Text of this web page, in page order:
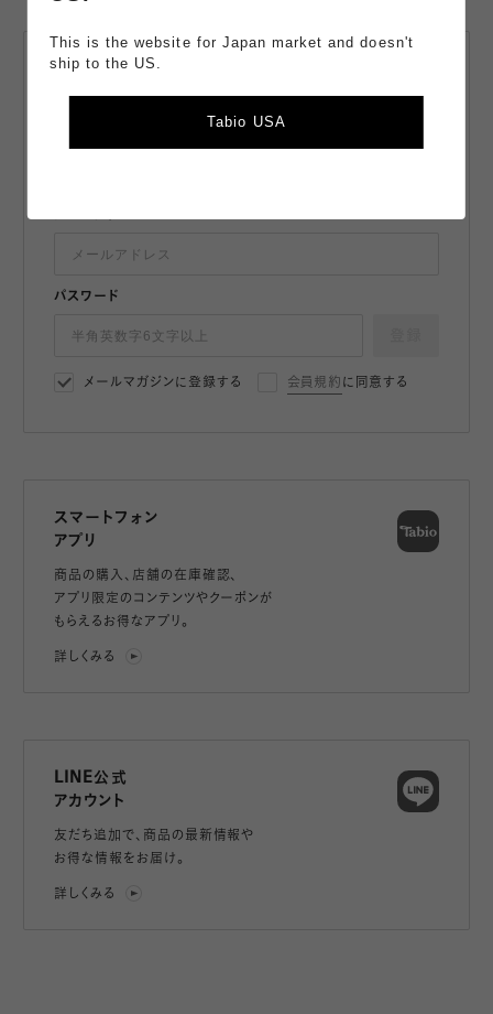
会員登録・
メールマガジン登録
最新情報や限定クーポンをお届け。
購入でポイント獲得。会員は110円（税込）購入で+1ポイント獲
メールアドレス
パスワード
メールマガジンに登録する 会員規約 に同意する
スマートフォン
アプリ
商品の購入、店舗の在庫確認、
アプリ限定のコンテンツやクーポンが
もらえるお得なアプリ。
詳しくみる
LINE公式
アカウント
友だち追加で、 商品の最新情報や
お得な情報をお届け。
詳しくみる
This is the website for Japan market and doesn't
ship to the US.
Tabio USA